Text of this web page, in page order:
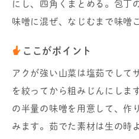
にし、四角くまとめる。包丁
味噌に混ぜ、なじむまで味噌
ここがポイント
アクが強い山菜は塩茹でして
を絞ってから粗みじんにしま
の半量の味噌を用意して、作
みます。茹でた素材は生の時